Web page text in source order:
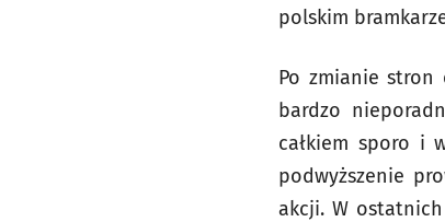
polskim
Po zmianie
bardzo
całkiem sporo i
podwyższenie
akcji. W